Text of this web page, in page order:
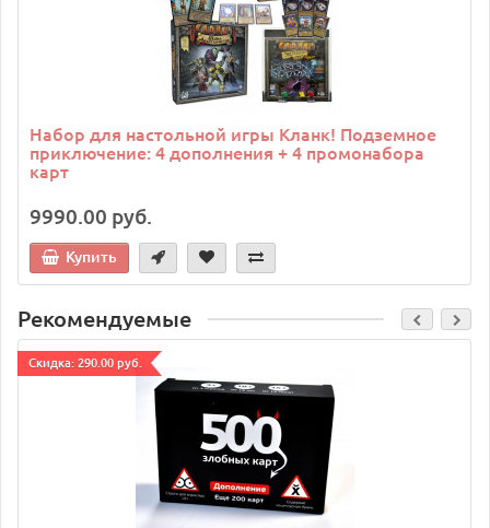
Набор для настольной игры Кланк! Подземное
приключение: 4 дополнения + 4 промонабора
карт
9990.00 руб.
Купить
Рекомендуемые
Cкидка: 290.00 руб.